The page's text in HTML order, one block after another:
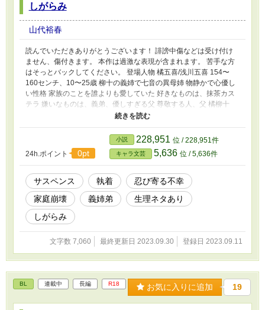
しがらみ
山代裕春
読んでいただきありがとうございます！ 誹謗中傷などは受け付け
ません、傷付きます。 本作は過激な表現が含まれます。 苦手な方
はそっとバックしてください。 登場人物 橘五喜/浅川五喜 154〜
160センチ、10〜25歳 柳十の義姉で七音の異母姉 物静かで心優し
い性格 家族のことを誰よりも愛していた 好きなものは、抹茶カス
テラ 嫌いなものは、義弟、優しすぎる父 尊敬する人、父 橘柳十
102〜176センチ、5〜20歳 五喜の義弟で七音の異父兄 元はおとな
しい性格だったが 母の再婚で乱暴な性格に変わった 何故か五喜に
執着している 好きなものは、牛乳氷の練乳かき氷 嫌いなものは、
七音、家族、実父 橘七音 100〜142センチ 橘姉弟の末っ子 明るく
人懐っこい性格 幼い頃から異父兄の柳十に虐待されていた過去が
ある そのせいで異母姉の五喜に近づけなくなった 好きなものは、
五喜ねぇね、カステラ、練乳かき氷 嫌いなものは、柳十 柳母 本
名・橘八柳 旧姓・神崎 158センチ 柳十と七音の実母で五喜の義母
基本的に優しい性格 子供に対してあまり怒らない あることがきっ
かけで精神を病んでしまう 好きなものは、刺身、アイジングクッ
キー 嫌いなものは、前夫、化粧 尊敬する人、母 義父 本名・橘三津
矢 173センチ 五喜と七音の実父で柳十の義父 優しすぎる性格だが
冷静沈着 柳十の異変をいち早く察知していたが前述の優しい性格
が仇になることが多い 好きなものは、海鮮丼、チョコスナック 嫌
ツ恵 168センチ 五喜の夫 天然で憎めない性格 五喜とは図書館で知
り合った 父子家庭 好きなものは、五喜の作ったご飯とお菓子 嫌い
なものは、実母、実母の親戚 尊敬する人、橘親子
24h.ポイント 0pt
小説 228,951 位 / 228,951件
キャラ文芸 5,636 位 / 5,636件
サスペンス 執着
忍び寄る不幸
家庭崩壊
義姉弟
生理ネタあり
しがらみ
文字数 7,060 最終更新日 2023.09.30 登録日 2023.09.11
BL 連載中 長編 R18 お気に入りに追加 19